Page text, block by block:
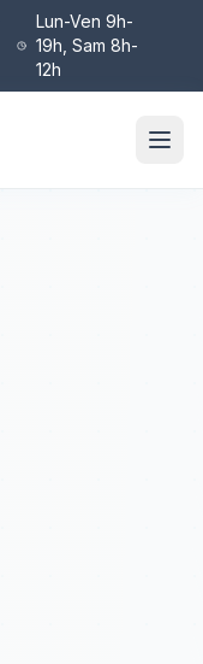
Lun-Ven 9h-
19h, Sam 8h-
12h